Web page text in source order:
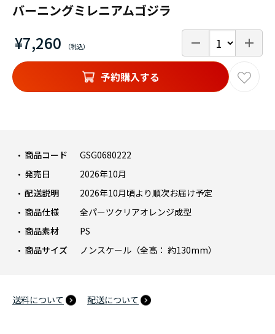
バーニングミレニアムゴジラ
¥7,260
商品コード
GSG0680222
発売日
2026年10月
配送説明
2026年10月頃より順次お届け予定
商品仕様
全パーツクリアオレンジ成型
商品素材
PS
商品サイズ
ノンスケール（全高： 約130mm）
送料について 配送について
予約購入する